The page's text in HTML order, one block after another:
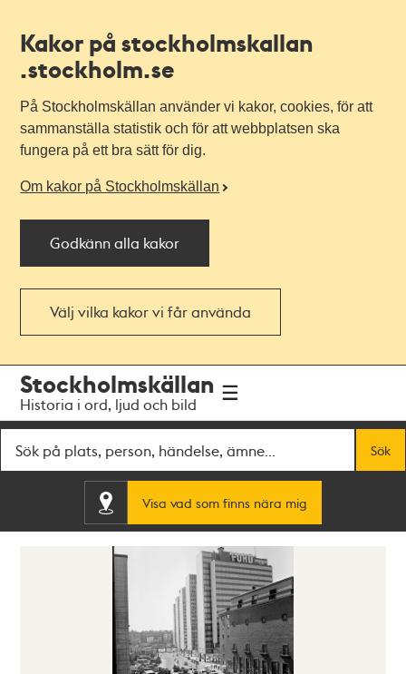
Kakor på stockholmskallan
.stockholm.se
På Stockholmskällan använder vi kakor, cookies, för att
sammanställa statistik och för att webbplatsen ska
fungera på ett bra sätt för dig.
Om kakor på Stockholmskällan
Godkänn alla kakor
Välj vilka kakor vi får använda
navigationen
huvudinnehållet
Stockholmskällan
Historia i ord, ljud och bild
Sök
Visa vad som finns nära mig